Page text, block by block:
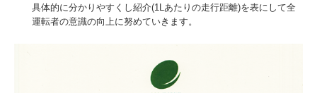
具体的に分かりやすくし紹介(1Lあたりの走行距離)を表にして全
運転者の意識の向上に努めていきます。